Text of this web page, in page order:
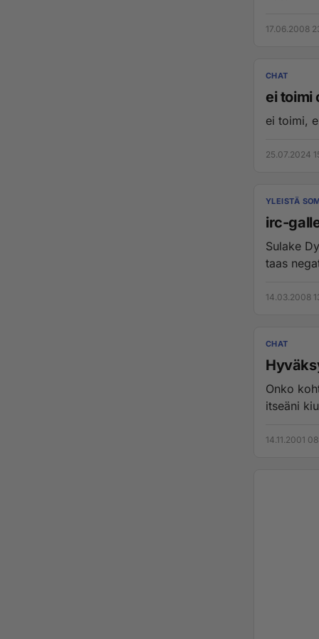
17.06.2008
CHAT
ei toimi
ei toimi,
25.07.2024
YLEISTÄ
irc-
Sulake
taas
14.03.2008
CHAT
Onko
14.11.2001